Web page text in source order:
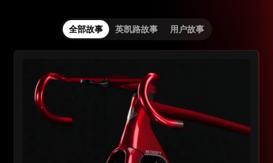
全部故事 英凯路故事 用户故事